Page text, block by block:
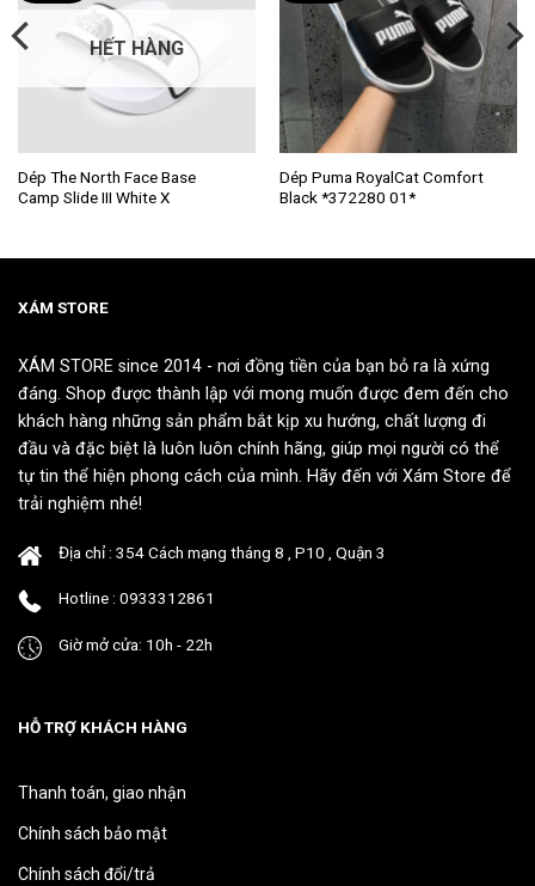
HẾT HÀNG
Dép The North Face Base
Camp Slide III White X
Sản
phẩm
biến
Các
tùy
chọn
có
thể
được
chọn
trang
phẩm
Dép Puma RoyalCat Comfort
Black *372280 01*
Sản
phẩm
tùy
chọn
có
thể
được
trang
XÁM STORE
XÁM STORE since 2014 - nơi đồng tiền của bạn bỏ ra là xứng
đáng. Shop được thành lập với mong muốn được đem đến cho
khách hàng những sản phẩm bắt kịp xu hướng, chất lượng đi
đầu và đặc biệt là luôn luôn chính hãng, giúp mọi người có thể
tự tin thể hiện phong cách của mình. Hãy đến với Xám Store để
trải nghiệm nhé!
Địa chỉ : 354 Cách mạng tháng 8 , P10 , Quận 3
Hotline : 0933312861
Giờ mở cửa: 10h - 22h
HỖ TRỢ KHÁCH HÀNG
Thanh toán, giao nhận
Chính sách bảo mật
Chính sách đổi/trả